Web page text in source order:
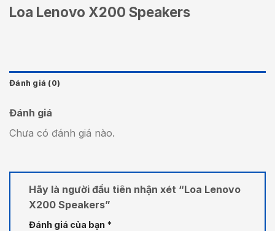
Loa Lenovo X200 Speakers
Đánh giá (0)
Đánh giá
Chưa có đánh giá nào.
Hãy là người đầu tiên nhận xét “Loa Lenovo
X200 Speakers”
Đánh giá của bạn *